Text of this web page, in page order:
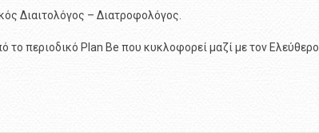
Διαιτολόγος – Διατροφολόγος.
το περιοδικό Plan Be που κυκλοφορεί μαζί με τον Ελεύθερο